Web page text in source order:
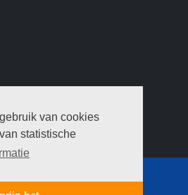
van cookies
statistische